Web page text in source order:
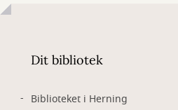
Dit bibliotek
Biblioteket i Herning